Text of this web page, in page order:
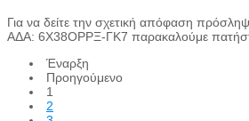
Για να δείτε την σχετική απόφαση
ΑΔΑ: 6Χ38ΟΡΡΞ-ΓΚ7 παρακαλούμε
Έναρξη
Προηγούμενο
1
2